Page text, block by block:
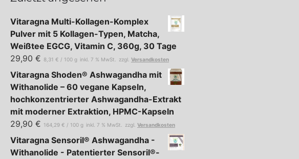
Vitaragna Multi-Kollagen-Komplex
Pulver mit 5 Kollagen-Typen, Matcha,
Weißtee EGCG, Vitamin C, 360g, 30 Tage
29,90 € 8,31 € / 100 g inkl. 7 % MwSt. zzgl. Versandkosten
Vitaragna Shoden® Ashwagandha mit
Withanolide – 60 vegane Kapseln,
hochkonzentrierter Ashwagandha-Extrakt
mit moderner Extraktion, HPMC-Kapseln
29,90 € 164,29 € / 100 g inkl. 7 % MwSt. zzgl. Versandkosten
Vitaragna Sensoril® Ashwagandha -
Withanolide - Patentierter Sensoril®-